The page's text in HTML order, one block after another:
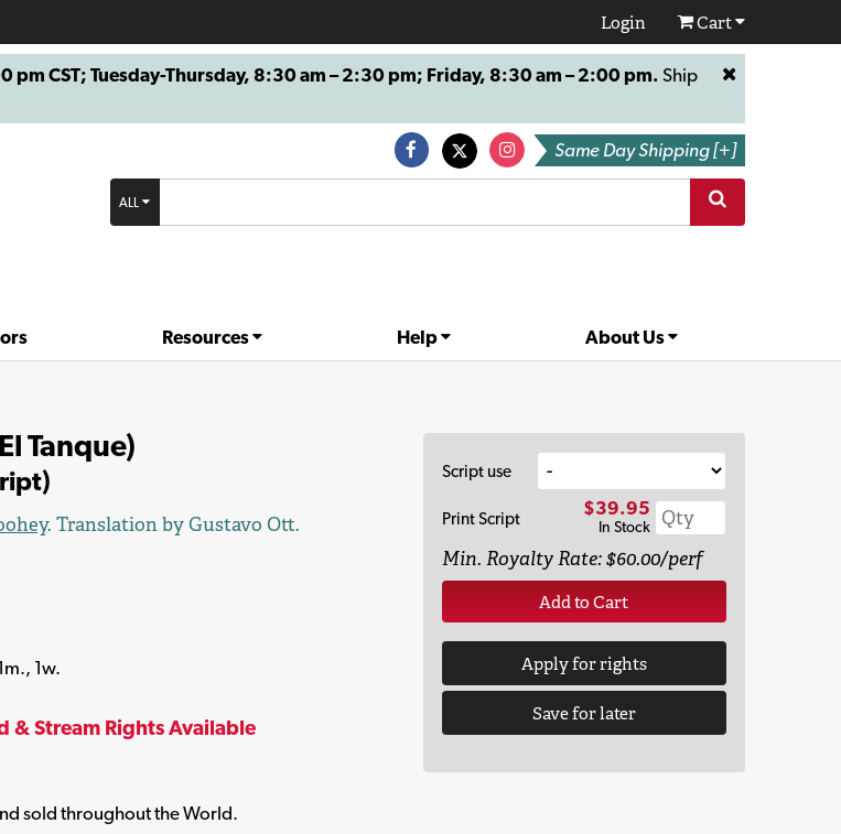
Login Cart
pm CST; Tuesday-Thursday, 8:30 am – 2:30 pm; Friday, 8:30 am – 2:00 pm. Ship
Same Day Shipping [+]
ALL
Resources Help About Us
Tanque)
. Translation by Gustavo Ott.
1w.
& Stream Rights Available
sold throughout the World.
Script use
Print Script $39.95
In Stock
Min. Royalty Rate: $60.00/perf
Add to Cart
Apply for rights
Save for later